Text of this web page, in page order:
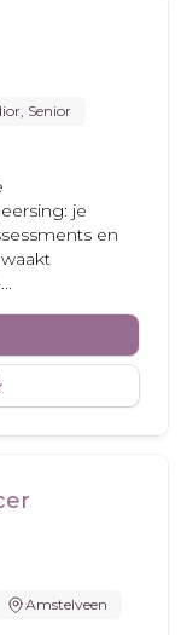
Senior
je
en
Amstelveen